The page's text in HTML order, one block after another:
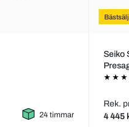
24 timmar
Seiko
Rek.
4 445